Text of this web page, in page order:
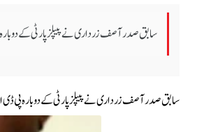
سابق صدر آصف زرداری نے پیپلزپارٹی کے دوبارہ
سابق صدر آصف زرداری نے پیپلزپارٹی کے دوبارہ پی ڈی